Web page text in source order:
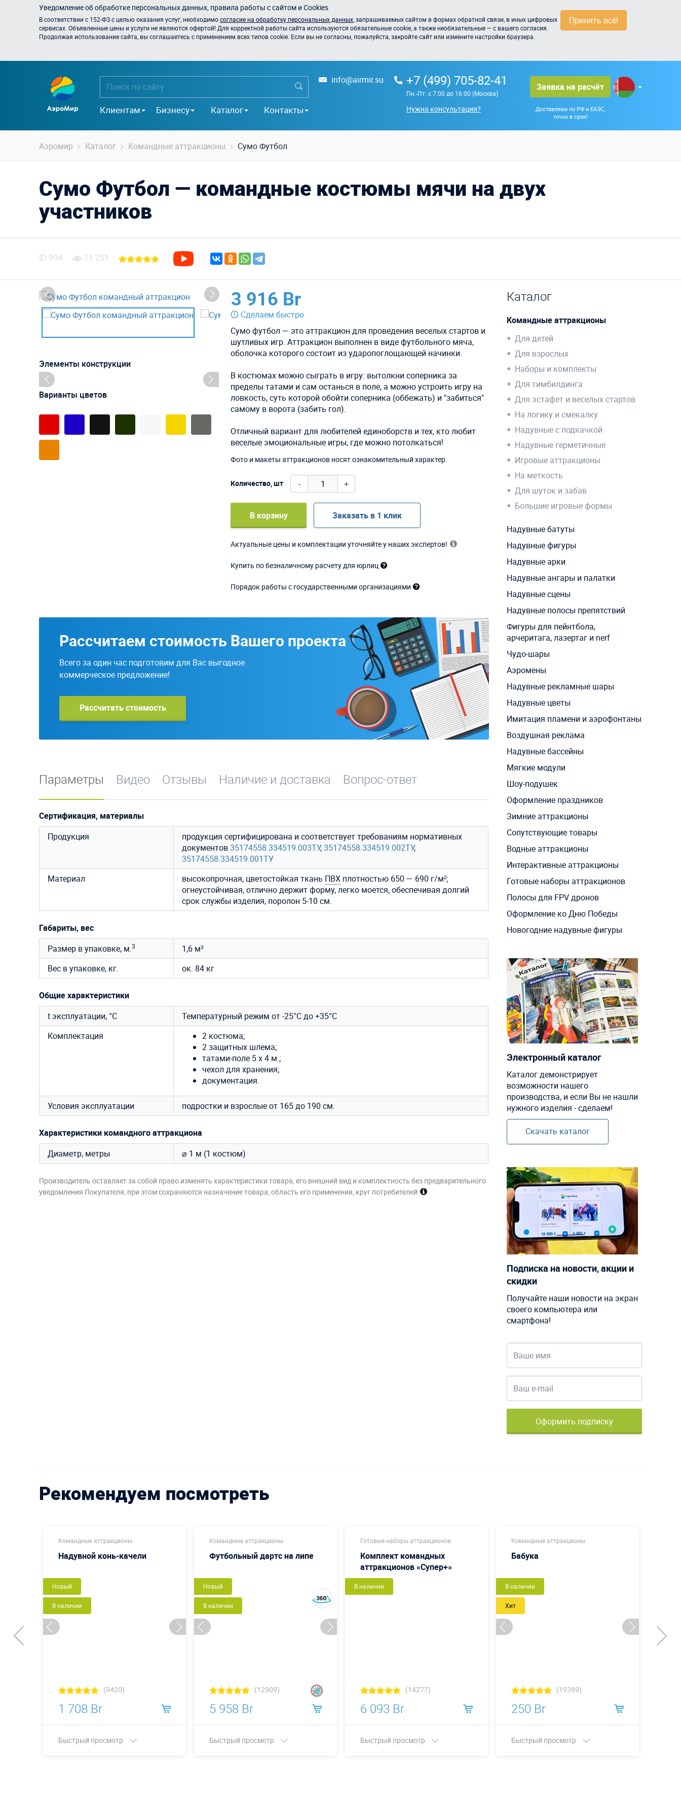
Принять всё!
Уведомление об обработке персональных данных, правила работы с сайтом и Cookies
В соответствии с 152-ФЗ с целью оказания услуг, необходимосогласие на обработку персональных данных , запрашиваемых сайтом в формах обратной связи, в иных цифровых
сервисах. Объявленные цены и услуги не являются офертой! Для корректной работы сайта используются обязательные cookie, а также необязательные — с вашего согласия.
Продолжая использование сайта, вы соглашаетесь с применением всех типов cookie. Если вы не согласны, пожалуйста, закройте сайт или измените настройки браузера.
Клиентам Бизнесу Каталог Контакты
info@airmir.su +7 (499) 705-82-41
Пн.-Пт. с 7:00 до 16:00 (Москва)
Нужна консультация?
Заявка на расчёт
Доставляем по РФ и ЕАЭС,
точно в срок!
Аэромир Каталог Командные аттракционы Сумо Футбол
Сумо Футбол — командные костюмы мячи на двух
участников
ID 994 11 251
Элементы конструкции
Варианты цветов
3 916 Br
Сделаем быстро
Сумо футбол — это аттракцион для проведения веселых стартов и
шутливых игр. Аттракцион выполнен в виде футбольного мяча,
оболочка которого состоит из ударопоглощающей начинки.
В костюмах можно сыграть в игру: вытолкни соперника за
пределы татами и сам останься в поле, а можно устроить игру на
ловкость, суть которой обойти соперника (оббежать) и "забиться"
самому в ворота (забить гол).
Отличный вариант для любителей единоборств и тех, кто любит
веселые эмоциональные игры, где можно потолкаться!
Фото и макеты аттракционов носят ознакомительный характер.
Количество, шт - +
В корзину Заказать в 1 клик
Актуальные цены и комплектации уточняйте у наших экспертов!
Купить по безналичному расчету для юрлиц
Порядок работы с государственными организациями
Рассчитаем стоимость Вашего проекта
Всего за один час подготовим для Вас выгодное
коммерческое предложение!
Рассчитать стоимость
Параметры Видео Отзывы Наличие и доставка Вопрос-ответ
Сертификация, материалы
Продукция
продукция сертифицирована и соответствует требованиям нормативных
документов35174558.334519.003ТУ,35174558.334519.002ТУ,
35174558.334519.001ТУ
Материал
высокопрочная, цветостойкая ткань ПВХ плотностью 650 — 690 г/м²;
огнеустойчивая, отлично держит форму, легко моется, обеспечивая долгий
срок службы изделия, поролон 5-10 см.
Габариты, вес
Размер в упаковке, м.3
1,6 м³
Вес в упаковке, кг.
ок. 84 кг
Общие характеристики
t эксплуатации, °C
Температурный режим от -25°С до +35°С
Комплектация
2 костюма;
2 защитных шлема;
татами-поле 5 х 4 м.;
чехол для хранения;
документация.
Условия эксплуатации подростки и взрослые от 165 до 190 см.
Характеристики командного аттракциона
Диаметр, метры
⌀ 1 м (1 костюм)
Производитель оставляет за собой право изменять характеристики товара, его внешний вид и комплектность без предварительного
уведомления Покупателя, при этом сохраняются назначение товара, область его применения, круг потребителей
Каталог
Командные аттракционы
Для детей
Для взрослых
Наборы и комплекты
Для тимбилдинга
Для эстафет и веселых стартов
На логику и смекалку
Надувные с подкачкой
Надувные герметичные
Игровые аттракционы
На меткость
Для шуток и забав
Большие игровые формы
Надувные батуты
Надувные фигуры
Надувные арки
Надувные ангары и палатки
Надувные сцены
Надувные полосы препятствий
Фигуры для пейнтбола,
арчеритага, лазертаг и nerf
Чудо-шары
Аэромены
Надувные рекламные шары
Надувные цветы
Имитация пламени и аэрофонтаны
Воздушная реклама
Надувные бассейны
Мягкие модули
Шоу-подушек
Оформление праздников
Зимние аттракционы
Сопутствующие товары
Водные аттракционы
Интерактивные аттракционы
Готовые наборы аттракционов
Полосы для FPV дронов
Оформление ко Дню Победы
Новогодние надувные фигуры
Электронный каталог
Каталог демонстрирует
возможности нашего
производства, и если Вы не нашли
нужного изделия - сделаем!
Скачать каталог
Подписка на новости, акции и
скидки
Получайте наши новости на экран
своего компьютера или
смартфона!
Оформить подписку
Рекомендуем посмотреть
Командные аттракционы
Надувной конь-качели
Новый
В наличии
(9420)
1 708 Br
Быстрый просмотр
Командные аттракционы
Футбольный дартс на липе
Новый
В наличии
(12909)
5 958 Br
Быстрый просмотр
Готовые наборы аттракционов
Комплект командных
аттракционов «Супер+»
В наличии
(14277)
6 093 Br
Быстрый просмотр
Командные аттракционы
Бабука
Новый
Хит
В наличии
(19389)
250 Br
Быстрый просмотр